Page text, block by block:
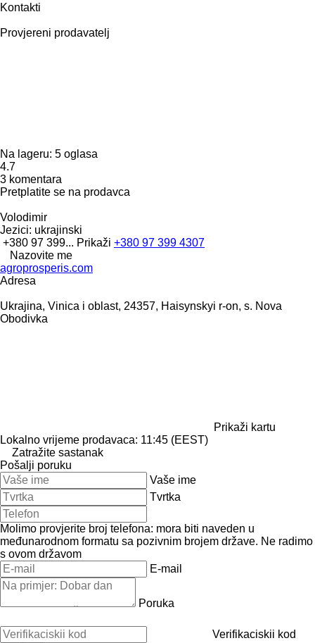
Kontakti
Provjereni prodavatelj
Na lageru: 5 oglasa
4.7
3 komentara
Pretplatite se na prodavca
Volodimir
Jezici: ukrajinski
+380 97 399... Prikaži +380 97 399 4307
Nazovite me
agroprosperis.com
Adresa
Ukrajina, Vinica i oblast, 24357, Haisynskyi r-on, s. Nova
Obodivka
Prikaži kartu
Lokalno vrijeme prodavaca: 11:45 (EEST)
Zatražite sastanak
Pošalji poruku
Vaše ime
Tvrtka
Molimo provjerite broj telefona: mora biti naveden u
međunarodnom formatu sa pozivnim brojem države. Ne radimo
s ovom državom
E-mail
Poruka
Verifikaciskii kod